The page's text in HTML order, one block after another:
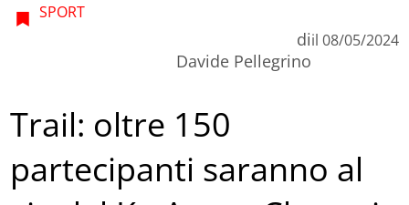
SPORT
di
Davide Pellegrino
il 08/05/2024
Trail: oltre 150
partecipanti saranno al